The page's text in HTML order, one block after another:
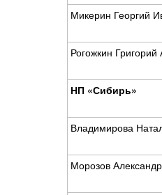
Микерин Георгий
Рогожкин
НП «Сибирь»
Владимирова
Морозов